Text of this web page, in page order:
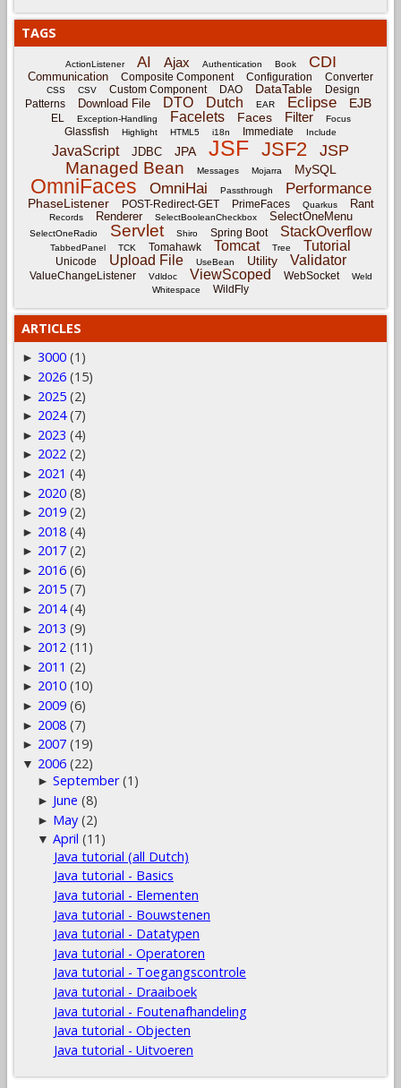
TAGS
ActionListener AI Ajax Authentication Book CDI
Communication Composite Component Configuration Converter
CSS CSV Custom Component DAO DataTable
Design
Patterns
Download File DTO Dutch EAR Eclipse EJB
EL Exception-Handling Facelets Faces Filter Focus
Glassfish Highlight HTML5 i18n Immediate Include
JavaScript JDBC JPA JSF JSF2 JSP
Managed Bean Messages Mojarra MySQL
OmniFaces OmniHai Passthrough Performance
PhaseListener POST-Redirect-GET PrimeFaces Quarkus Rant
Records Renderer SelectBooleanCheckbox SelectOneMenu
SelectOneRadio Servlet Shiro Spring Boot StackOverflow
TabbedPanel TCK Tomahawk Tomcat Tree Tutorial
Unicode Upload File UseBean Utility Validator
ValueChangeListener Vdldoc ViewScoped WebSocket
Weld
Whitespace
WildFly
ARTICLES
► 3000 (1)
► 2026 (15)
► 2025 (2)
► 2024 (7)
► 2023 (4)
► 2022 (2)
► 2021 (4)
► 2020 (8)
► 2019 (2)
► 2018 (4)
► 2017 (2)
► 2016 (6)
► 2015 (7)
► 2014 (4)
► 2013 (9)
► 2012 (11)
► 2011 (2)
► 2010 (10)
► 2009 (6)
► 2008 (7)
► 2007 (19)
▼ 2006 (22)
►September (1)
► June (8)
► May (2)
▼April (11)
Java tutorial (all Dutch)
Java tutorial - Basics
Java tutorial - Elementen
Java tutorial - Bouwstenen
Java tutorial - Datatypen
Java tutorial - Operatoren
Java tutorial - Toegangscontrole
Java tutorial - Draaiboek
Java tutorial - Foutenafhandeling
Java tutorial - Objecten
Java tutorial - Uitvoeren